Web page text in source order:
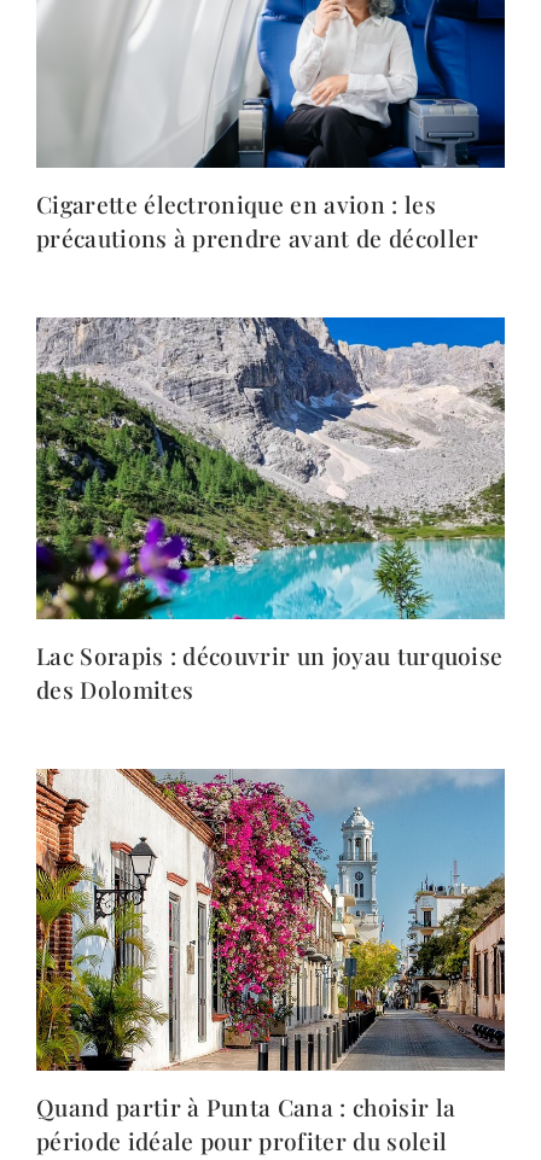
Cigarette électronique en avion : les
précautions à prendre avant de décoller
Lac Sorapis : découvrir un joyau turquoise
des Dolomites
Quand partir à Punta Cana : choisir la
période idéale pour profiter du soleil